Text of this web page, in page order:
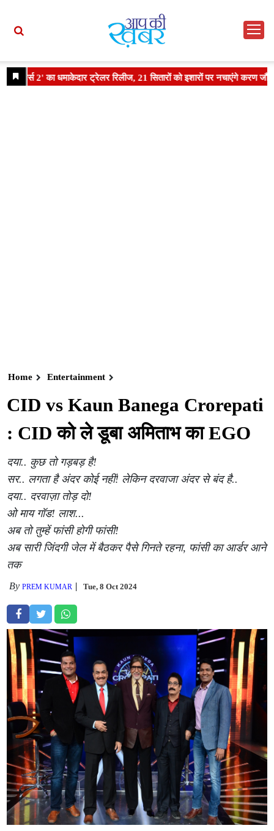
Home Entertainment
CID vs Kaun Banega Crorepati
: CID को ले डूबा अमिताभ का EGO
दया.. कुछ तो गड़बड़ है!
सर.. लगता है अंदर कोई नहीं! लेकिन दरवाजा अंदर से बंद है..
दया.. दरवाज़ा तोड़ दो!
ओ माय गॉड! लाश...
अब तो तुम्हें फांसी होगी फांसी!
अब सारी जिंदगी जेल में बैठकर पैसे गिनते रहना, फांसी का आर्डर आने
तक
ByPREM KUMAR Tue, 8 Oct 2024